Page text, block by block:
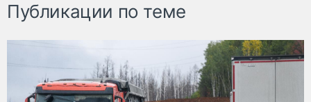
Публикации по теме